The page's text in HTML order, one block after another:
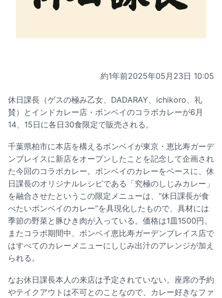
約1年前2025年05月23日 10:05
休日課長（ゲスの極み乙女、DADARAY、ichikoro、礼
賛）とインドカレー店・ボンベイのコラボカレーが6月
14、15日に各日30食限定で販売される。
千葉県柏市に本店を構えるボンベイが東京・恵比寿ガーデ
ンプレイスに新店をオープンしたことを記念して企画され
た今回のコラボカレー。ボンベイのカレーをベースに、休
日課長のオリジナルレシピである「究極のしじみカレー」
を融合させたというこの限定メニューは、“休日課長が食
べたいボンベイのカレー”を具現化したもので、具材には
季節の野菜と豚ひき肉が入っている。価格は1皿1500円。
またコラボ期間中、ボンベイ恵比寿ガーデンプレイス店で
はすべてのカレーメニューにしじみ出汁のアレンジが加え
られる。
なお休日課長本人の来店は予定されていない。座席の予約
やテイクアウトは不可とのことなので、カレー好きなファ